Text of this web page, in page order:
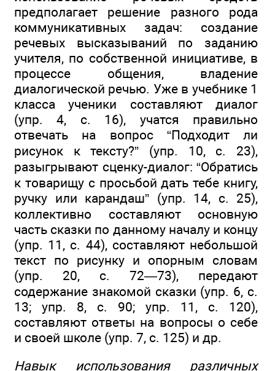
предполагает решение разного рода
коммуникативных задач: создание
речевых высказываний по заданию
учителя, по собственной инициативе, в
процессе общения, владение
диалогической речью. Уже в учебнике 1
класса ученики составляют диалог
(упр. 4, с. 16), учатся правильно
отвечать на вопрос “Подходит ли
рисунок к тексту?” (упр. 10, с. 23),
разыгрывают сценку-диалог: “Обратись
к товарищу с просьбой дать тебе книгу,
ручку или карандаш” (упр. 14, с. 25),
коллективно составляют основную
часть сказки по данному началу и концу
(упр. 11, с. 44), составляют небольшой
текст по рисунку и опорным словам
(упр. 20, с. 72—73), передают
содержание знакомой сказки (упр. 6, с.
13; упр. 8, с. 90; упр. 11, с. 120),
составляют ответы на вопросы о себе
и своей школе (упр. 7, с. 125) и др.
Навык использования различных